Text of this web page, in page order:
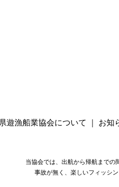
遊漁船業協会について ｜ お知
当協会では、出航から帰航までの
事故が無く、楽しいフィッシ